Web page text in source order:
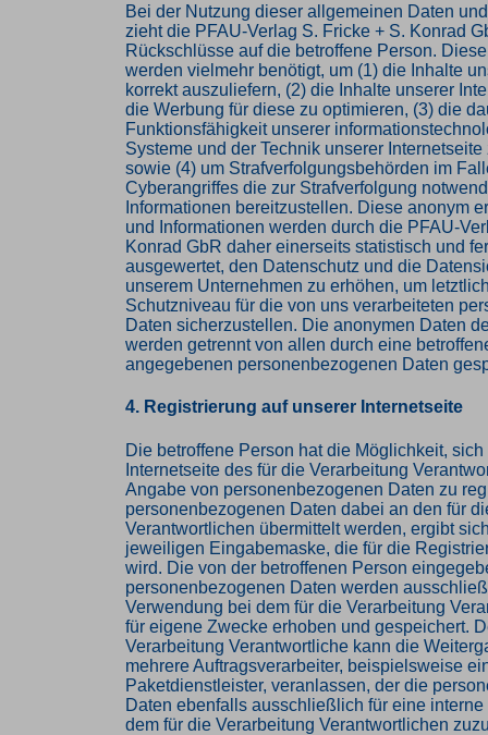
Bei der Nutzung dieser allgemeinen Daten
zieht die PFAU-Verlag S. Fricke + S. Konrad
Rückschlüsse auf die betroffene Person.
werden vielmehr benötigt, um (1) die Inhalte
korrekt auszuliefern, (2) die Inhalte unserer
die Werbung für diese zu optimieren, (3) die
Funktionsfähigkeit unserer
Systeme und der Technik unserer
sowie (4) um Strafverfolgungsbehörden im
Cyberangriffes die zur Strafverfolgung
Informationen bereitzustellen. Diese anonym
und Informationen werden durch die PFAU-
Konrad GbR daher einerseits statistisch und
ausgewertet, den Datenschutz und die
unserem Unternehmen zu erhöhen, um
Schutzniveau für die von uns verarbeiteten
Daten sicherzustellen. Die anonymen Daten
werden getrennt von allen durch eine
angegebenen personenbezogenen Daten
4. Registrierung auf unserer Internetseite
Die betroffene Person hat die Möglichkeit, sich
Internetseite des für die Verarbeitung
Angabe von personenbezogenen Daten zu
personenbezogenen Daten dabei an den für
Verantwortlichen übermittelt werden, ergibt
jeweiligen Eingabemaske, die für die
wird. Die von der betroffenen Person
personenbezogenen Daten werden
Verwendung bei dem für die Verarbeitung
für eigene Zwecke erhoben und gespeichert.
Verarbeitung Verantwortliche kann die
mehrere Auftragsverarbeiter, beispielsweise
Paketdienstleister, veranlassen, der die
Daten ebenfalls ausschließlich für eine
dem für die Verarbeitung Verantwortlichen